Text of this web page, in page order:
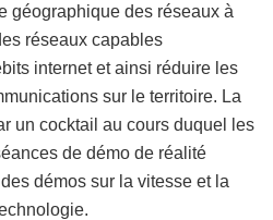
géographique des réseaux à
réseaux capables
internet et ainsi réduire les
sur le territoire. La
un cocktail au cours duquel les
de démo de réalité
démos sur la vitesse et la